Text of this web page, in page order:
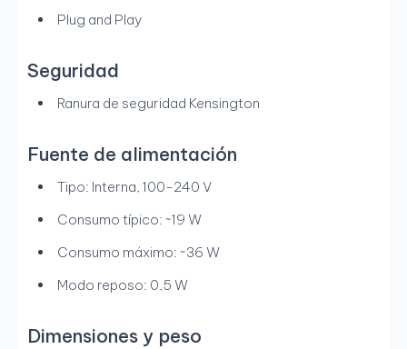
Plug and Play
Seguridad
Ranura de seguridad Kensington
Fuente de alimentación
Tipo: Interna, 100-240 V
Consumo típico: ~19 W
Consumo máximo: ~36 W
Modo reposo: 0,5 W
Dimensiones y peso